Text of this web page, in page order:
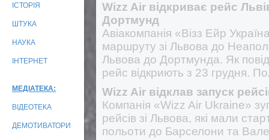
ІСТОРІЯ
ШТУКА
НАУКА
ІНТЕРНЕТ
МЕДІАТЕКА:
ВІДЕОТЕКА
ДЕМОТИВАТОРИ
Wizz Air відкриває рейс
Дортмунд
Авіакомпанія «Візз Ейр
маршруту зі Львова до
Львова до Дортмунда. Як
рейс відкриють з 23 грудня.
Wizz Air відклав запуск
Компанія «Wizz Air Ukraine»
рейсів зі Львова, які мали
польоти до Барселони та